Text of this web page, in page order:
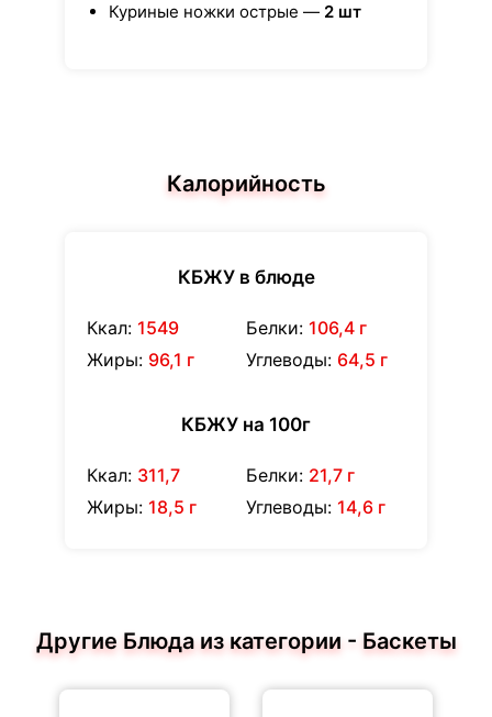
Куриные ножки острые — 2 шт
Калорийность
КБЖУ в блюде
Ккал: 1549 Белки: 106,4 г
Жиры: 96,1 г Углеводы: 64,5 г
КБЖУ на 100г
Ккал: 311,7 Белки: 21,7 г
Жиры: 18,5 г Углеводы: 14,6 г
Другие Блюда из категории - Баскеты